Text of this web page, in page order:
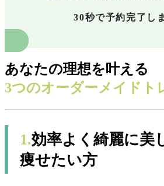
30秒で予約完了し
あなたの理想を叶える
3つのオーダーメイドト
1.効率よく綺麗に美
痩せたい方